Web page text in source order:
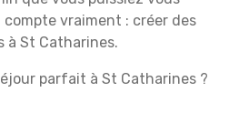
vraiment : créer des
à St Catharines.
parfait à St Catharines ?